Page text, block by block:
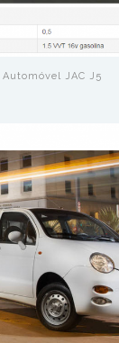
Automóvel JAC J5